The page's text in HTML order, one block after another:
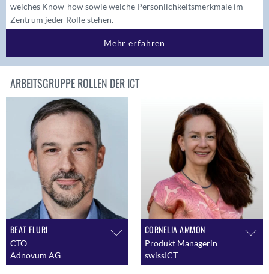
welches Know-how sowie welche Persönlichkeitsmerkmale im
Zentrum jeder Rolle stehen.
Mehr erfahren
ARBEITSGRUPPE ROLLEN DER ICT
BEAT FLURI
CTO
Adnovum AG
CORNELIA AMMON
Produkt Managerin
swissICT